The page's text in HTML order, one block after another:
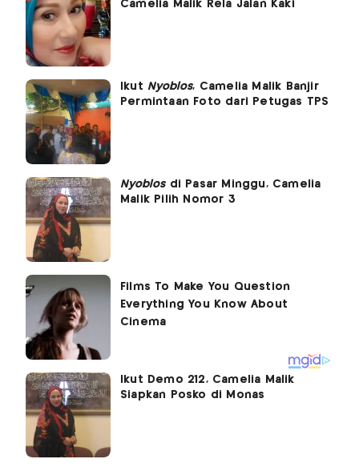
Camelia Malik Rela Jalan Kaki
Ikut Nyoblos, Camelia Malik Banjir
Permintaan Foto dari Petugas TPS
Nyoblosdi Pasar Minggu, Camelia
Malik Pilih Nomor 3
Ikut Demo 212, Camelia Malik
Siapkan Posko di Monas